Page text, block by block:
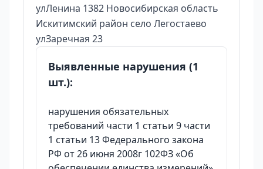
улЛенина 1382 Новосибирская область
Искитимский район село Легостаево
улЗаречная 23
Выявленные нарушения (1
шт.):
нарушения обязательных
требований части 1 статьи 9 части
1 статьи 13 Федерального закона
РФ от 26 июня 2008г 102ФЗ «Об